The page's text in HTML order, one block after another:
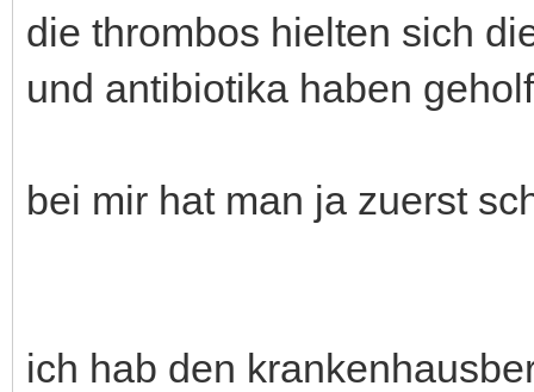
die thrombos hielten sich
und antibiotika haben
bei mir hat man ja zuerst
ich hab den